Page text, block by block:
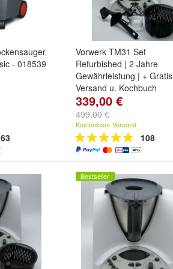
- 018539
63
Vorwerk TM31 Set
Refurbished | 2 Jahre
Gewährleistung | + Gratis
Versand u. Kochbuch
339,00 €
499,00 €
Kostenloser Versand
108
Bestseller